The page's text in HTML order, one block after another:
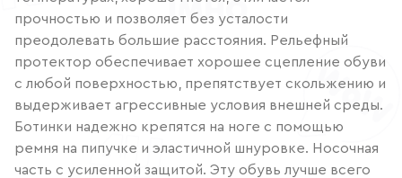
прочностью и позволяет без усталости
преодолевать большие расстояния. Рельефный
протектор обеспечивает хорошее сцепление обуви
с любой поверхностью, препятствует скольжению и
выдерживает агрессивные условия внешней среды.
Ботинки надежно крепятся на ноге с помощью
ремня на пипучке и эластичной шнуровке. Носочная
часть с усиленной защитой. Эту обувь лучше всего